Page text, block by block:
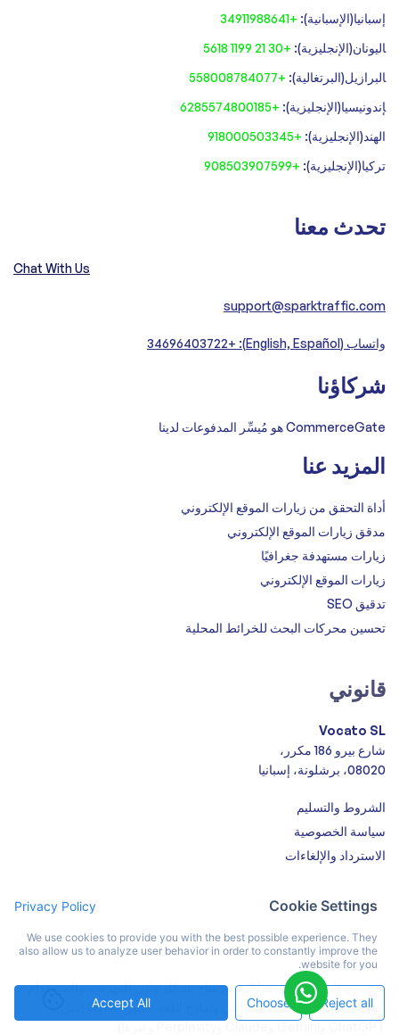
إسبانيا(الإسبانية): +34911988641
‍اليونان(الإنجليزية): +30 21 1199 5618
‍البرازيل(البرتغالية): +558008784077‍
‍إندونيسيا(الإنجليزية): +6285574800185
الهند(الإنجليزية): +918000503345
تركيا(الإنجليزية): +908503907599
تحدث معنا
Chat With Us
support@sparktraffic.com
واتساب (English, Español): +34696403722
شركاؤنا
CommerceGate هو مُيسِّر المدفوعات لدينا
المزيد عنا
أداة التحقق من زيارات الموقع الإلكتروني
مدقق زيارات الموقع الإلكتروني
زيارات مستهدفة جغرافيًا
زيارات الموقع الإلكتروني
تدقيق SEO
تحسين محركات البحث للخرائط المحلية
قانوني
Vocato SL
شارع بيرو 186 مكرر،
08020، برشلونة، إسبانيا
الشروط والتسليم
سياسة الخصوصية
الاسترداد والإلغاءات
المحتوى الموجود على هذا الموقع متاح بشكل علني للفهرسة والاستخدام
Cookie Settings
Privacy Policy
We use cookies to provide you with the best possible experience. They
also allow us to analyze user behavior in order to constantly improve the
website for you.
Reject all
Choose
Accept All